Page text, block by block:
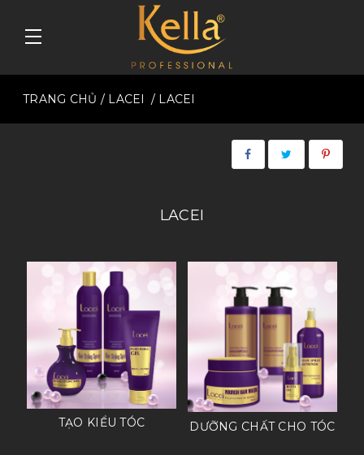
TRANG CHỦ / LACEI / LACEI
LACEI
TẠO KIỂU TÓC DƯỠNG CHẤT CHO TÓC